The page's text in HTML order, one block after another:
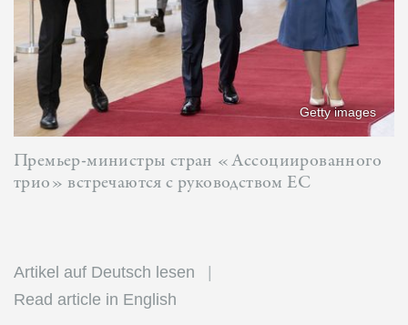
Getty images
Премьер-министры стран «Ассоциированного
трио» встречаются с руководством ЕС
Artikel auf Deutsch lesen
Read article in English